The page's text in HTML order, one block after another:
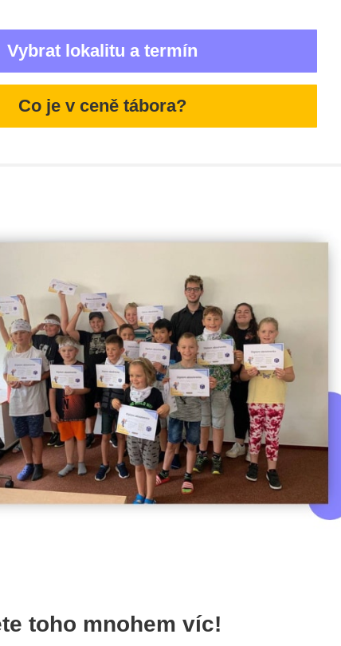
Vybrat lokalitu a termín
Co je v ceně tábora?
toho mnohem víc!